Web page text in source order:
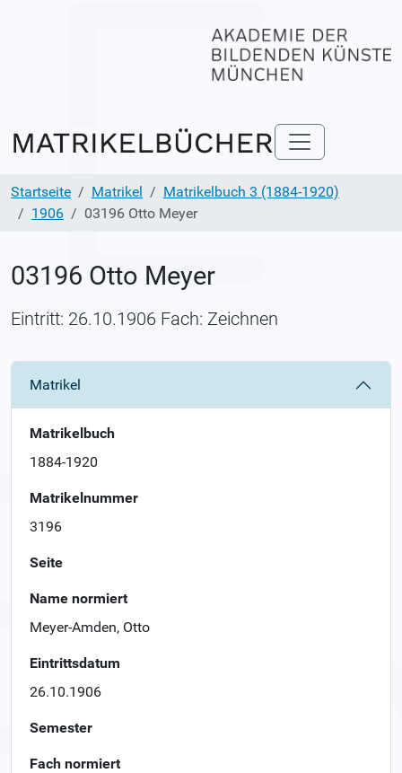
Startseite Matrikel
Matrikelbuch 3 (1884-1920)
1906
03196 Otto Meyer
03196 Otto Meyer
Eintritt: 26.10.1906 Fach: Zeichnen
Matrikel
Matrikelbuch
1884-1920
Matrikelnummer
3196
Seite
Name normiert
Meyer-Amden, Otto
Eintrittsdatum
26.10.1906
Semester
Fach normiert